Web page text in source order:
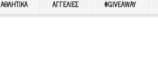
ΑΘΛΗΤΙΚΆ ΑΓΓΕΛΊΕΣ #GIVEAWAY